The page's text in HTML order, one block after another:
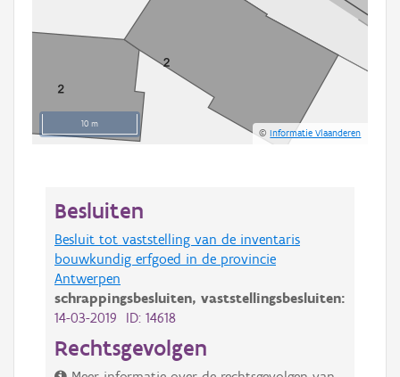
10 m
©Informatie Vlaanderen
Besluiten
Besluit tot vaststelling van de inventaris
bouwkundig erfgoed in de provincie
Antwerpen
schrappingsbesluiten, vaststellingsbesluiten:
14-03-2019 ID: 14618
Rechtsgevolgen